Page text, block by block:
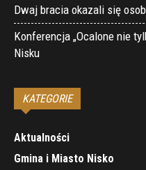
Dwaj bracia okazali się
Konferencja „Ocalone nie
Nisku
KATEGORIE
Aktualności
Gmina i Miasto Nisko